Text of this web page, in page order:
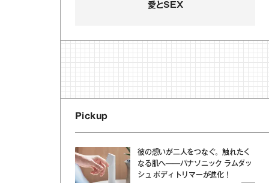
愛とSEX
Pickup
彼の想いが二人をつなぐ。触れたく
なる肌へ──パナソニック ラムダッ
シュ ボディトリマーが進化！